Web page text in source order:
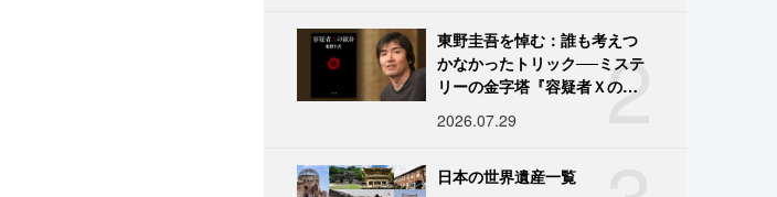
2
東野圭吾を悼む：誰も考えつ
かなかったトリック──ミステ
リーの金字塔『容疑者Ｘの献
2026.07.29
日本の世界遺産一覧